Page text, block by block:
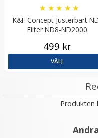
K&F Concept Justerbart
Filter ND8-ND2000
★ ★ ★ ★ ★
499 kr
VÄLJ
Produkten